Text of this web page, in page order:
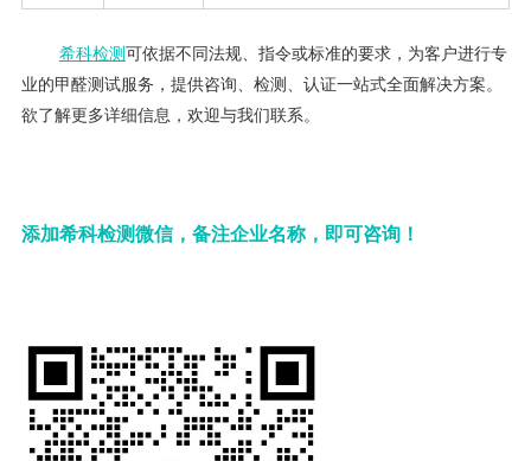
希科检测可依据不同法规、指令或标准的要求，为客户进行专
业的甲醛测试服务，提供咨询、检测、认证一站式全面解决方案。
欲了解更多详细信息，欢迎与我们联系。
添加希科检测微信，备注企业名称，即可咨询！